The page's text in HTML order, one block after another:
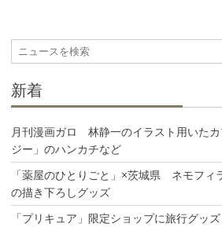
シ
ョ
新着
月刊漫画ガロ 林静一のイラスト用いた
ジー」のハンカチなど
「薬屋のひとりごと」×茨城県 ネモフィ
の描き下ろしグッズ
「プリキュア」限定ショップに旅行グッ